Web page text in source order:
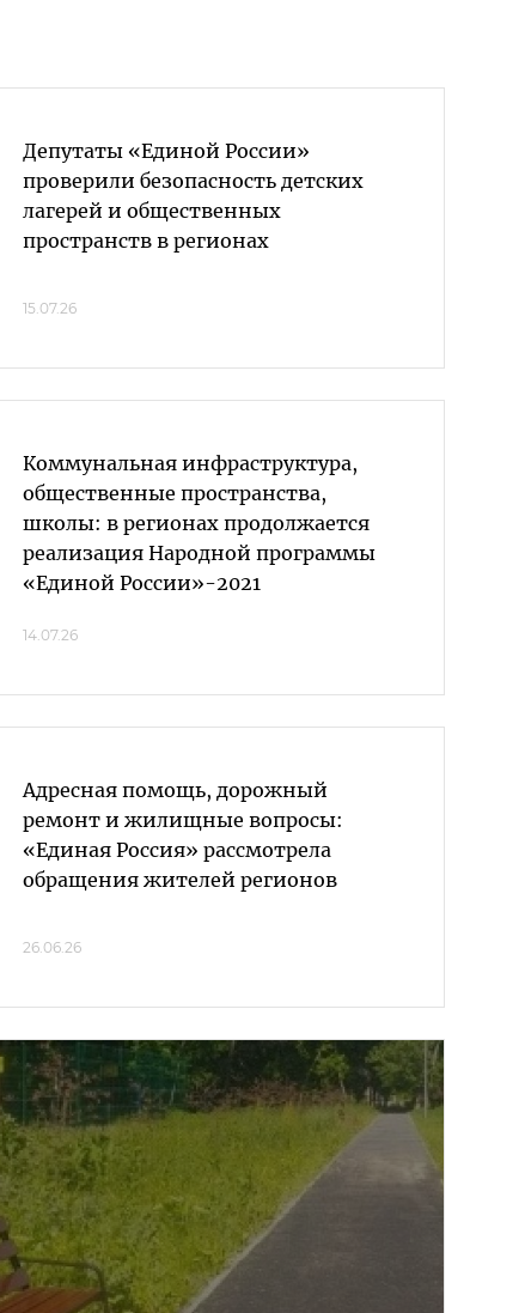
Депутаты «Единой России»
проверили безопасность детских
лагерей и общественных
пространств в регионах
15.07.26
Коммунальная инфраструктура,
общественные пространства,
школы: в регионах продолжается
реализация Народной программы
«Единой России»-2021
14.07.26
Адресная помощь, дорожный
ремонт и жилищные вопросы:
«Единая Россия» рассмотрела
обращения жителей регионов
26.06.26